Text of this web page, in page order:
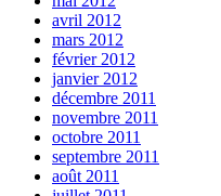
avril 2012
mars 2012
février 2012
janvier 2012
décembre 2011
novembre 2011
octobre 2011
septembre 2011
août 2011